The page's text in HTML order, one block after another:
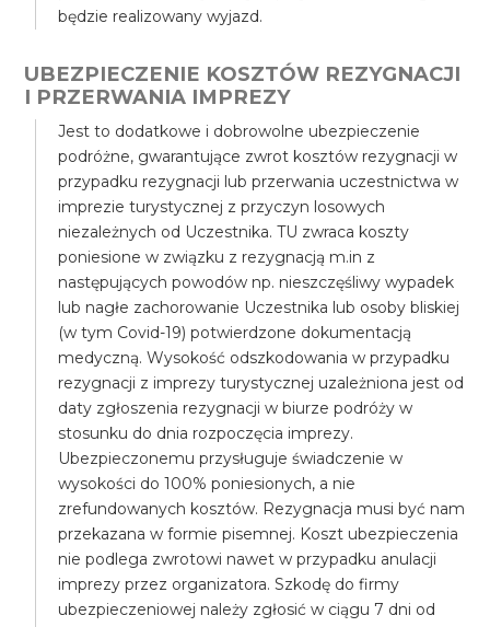
będzie realizowany wyjazd.
UBEZPIECZENIE KOSZTÓW REZYGNACJI
I PRZERWANIA IMPREZY
Jest to dodatkowe i dobrowolne ubezpieczenie
podróżne, gwarantujące zwrot kosztów rezygnacji w
przypadku rezygnacji lub przerwania uczestnictwa w
imprezie turystycznej z przyczyn losowych
niezależnych od Uczestnika. TU zwraca koszty
poniesione w związku z rezygnacją m.in z
następujących powodów np. nieszczęśliwy wypadek
lub nagłe zachorowanie Uczestnika lub osoby bliskiej
(w tym Covid-19) potwierdzone dokumentacją
medyczną. Wysokość odszkodowania w przypadku
rezygnacji z imprezy turystycznej uzależniona jest od
daty zgłoszenia rezygnacji w biurze podróży w
stosunku do dnia rozpoczęcia imprezy.
Ubezpieczonemu przysługuje świadczenie w
wysokości do 100% poniesionych, a nie
zrefundowanych kosztów. Rezygnacja musi być nam
przekazana w formie pisemnej. Koszt ubezpieczenia
nie podlega zwrotowi nawet w przypadku anulacji
imprezy przez organizatora. Szkodę do firmy
ubezpieczeniowej należy zgłosić w ciągu 7 dni od